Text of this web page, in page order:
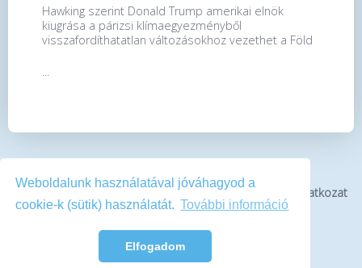
Weboldalunk használatával jóváhagyod a
cookie-k (sütik) használatát. További információ
Elfogadom
Hawking szerint Donald Trump amerikai elnök
kiugrása a párizsi klímaegyezményből
visszafordíthatatlan változásokhoz vezethet a Föld
Bemutatkozás Impresszum Médiaajánlat Jogi nyilatkozat
Tetejére